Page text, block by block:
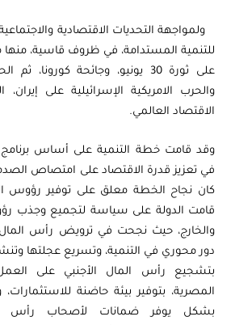
ولمواجهة التحديات الاقتصادية
للتنمية المستدامة، في ظروف قاسية، منها
على ثورة 30 يونيو، وجائحة كورونا، ثم
والحرب الامريكية الإسرائيلية على إيران،
الاقتصاد العالمي.
وقد قامت خطة التنمية على أساس
في تعزيز قدرة الاقتصاد على امتصاص
كان نجاح الخطة معلق على توفير رؤوس
قامت الدولة على سياسة لتجميع وجذب
والخارج، حيث نجحت في ترويض رأس المال
دور محوري في التنمية، وتسريع عجلتها
بتشجيع رأس المال الأجنبي على
المصرية، بتوفير بيئة حاضنة للاستثمارات،
بشكل يوفر ضمانات لأصحاب رأس